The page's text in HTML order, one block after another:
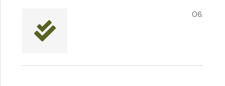
06.